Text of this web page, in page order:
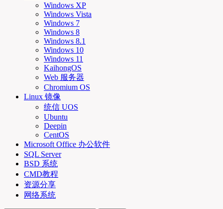
Windows XP
Windows Vista
Windows 7
Windows 8
Windows 8.1
Windows 10
Windows 11
KaihongOS
Web 服务器
Chromium OS
Linux 镜像
统信 UOS
Ubuntu
Deepin
CentOS
Microsoft Office 办公软件
SQL Server
BSD 系统
CMD教程
资源分享
网络系统